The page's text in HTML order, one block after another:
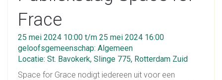
Frace
25 mei 2024 10:00 t/m 25 mei 2024 16:00
geloofsgemeenschap: Algemeen
Locatie: St. Bavokerk, Slinge 775, Rotterdam Zuid
Space for Grace nodigt iedereen uit voor een